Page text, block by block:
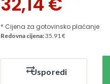
* Cijena za gotovinsko plaćanje
Redovna cijena:35.91 €
Usporedi